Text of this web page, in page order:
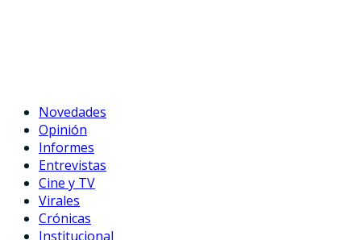
Novedades
Opinión
Informes
Entrevistas
Cine y TV
Virales
Crónicas
Institucional